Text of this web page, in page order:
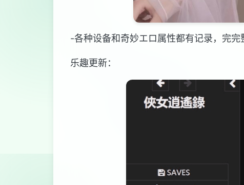
-各种设备和奇妙エロ属性都有记录，完完
乐趣更新：